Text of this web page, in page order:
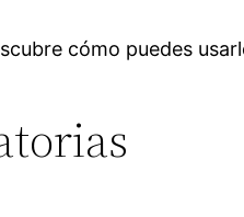
cómo puedes